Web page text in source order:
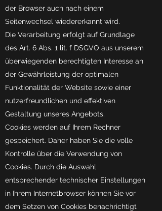
der Browser auch nach einem
Seitenwechsel wiedererkannt wird.
Die Verarbeitung erfolgt auf Grundlage
des Art. 6 Abs. 1 lit. f DSGVO aus unserem
überwiegenden berechtigten Interesse an
der Gewährleistung der optimalen
Funktionalität der Website sowie einer
nutzerfreundlichen und effektiven
Gestaltung unseres Angebots.
Cookies werden auf Ihrem Rechner
gespeichert. Daher haben Sie die volle
Kontrolle über die Verwendung von
Cookies. Durch die Auswahl
entsprechender technischer Einstellungen
in Ihrem Internetbrowser können Sie vor
dem Setzen von Cookies benachrichtigt